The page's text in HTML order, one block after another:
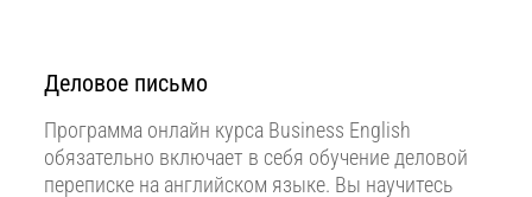
Деловое письмо
Программа онлайн курса Business English
обязательно включает в себя обучение деловой
переписке на английском языке. Вы научитесь